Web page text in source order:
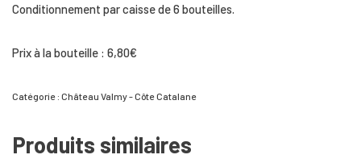
Conditionnement par caisse de 6 bouteilles.
Prix à la bouteille : 6,80€
Catégorie : Château Valmy - Côte Catalane
Produits similaires